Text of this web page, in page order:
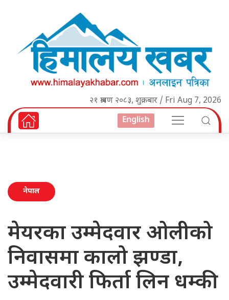
२१ श्रावण २०८३, शुक्रबार / Fri Aug 7, 2026
English
नेपाल
मेयरका उम्मेदवार ओलीको
निवासमा कालो झण्डा,
उम्मेदवारी फिर्ता लिन धम्की